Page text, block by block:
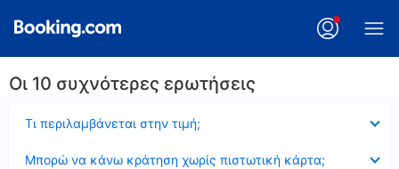
Οι 10 συχνότερες ερωτήσεις
Τι περιλαμβάνεται στην τιμή;
Μπορώ να κάνω κράτηση χωρίς πιστωτική κάρτα;